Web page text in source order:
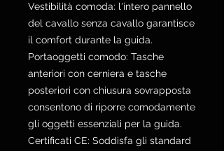
Vestibilità comoda: l'intero pannello
del cavallo senza cavallo garantisce
il comfort durante la guida.
Portaoggetti comodo: Tasche
anteriori con cerniera e tasche
posteriori con chiusura sovrapposta
consentono di riporre comodamente
gli oggetti essenziali per la guida.
Certificati CE: Soddisfa gli standard